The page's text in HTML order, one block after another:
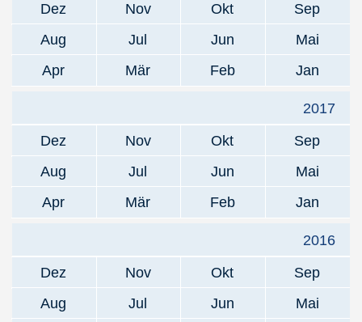
Dez
Nov Okt
Sep
Aug
Jul Jun
Mai
Apr
Mär Feb Jan
2017
Dez
Nov Okt
Sep
Aug
Jul Jun
Mai
Apr
Mär Feb Jan
2016
Dez
Nov Okt
Sep
Aug
Jul Jun
Mai